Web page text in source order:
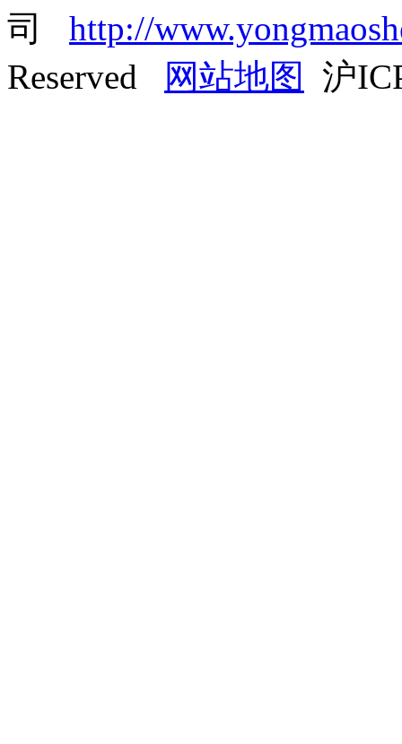
司 http://
Reserved
网站地图 沪